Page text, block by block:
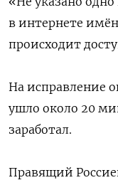
в интернете
происходит
На исправление
ушло около 20
заработал.
Правящий